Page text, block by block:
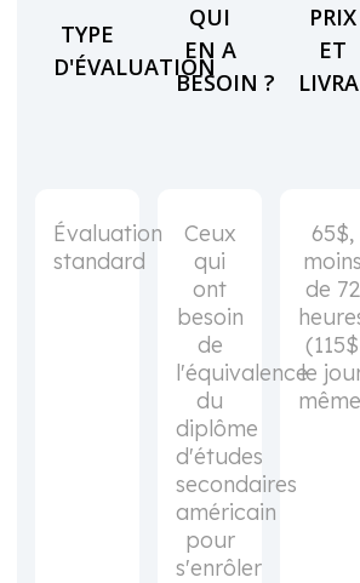
TYPE
D'ÉVALUATION
QUI
EN A
BESOIN ?
PRIX
ET
Évaluation
standard
Ceux
qui
ont
besoin
de
l'équivalence
du
diplôme
d'études
secondaires
américain
pour
s'enrôler
65$,
moins
de 72
(115$
le